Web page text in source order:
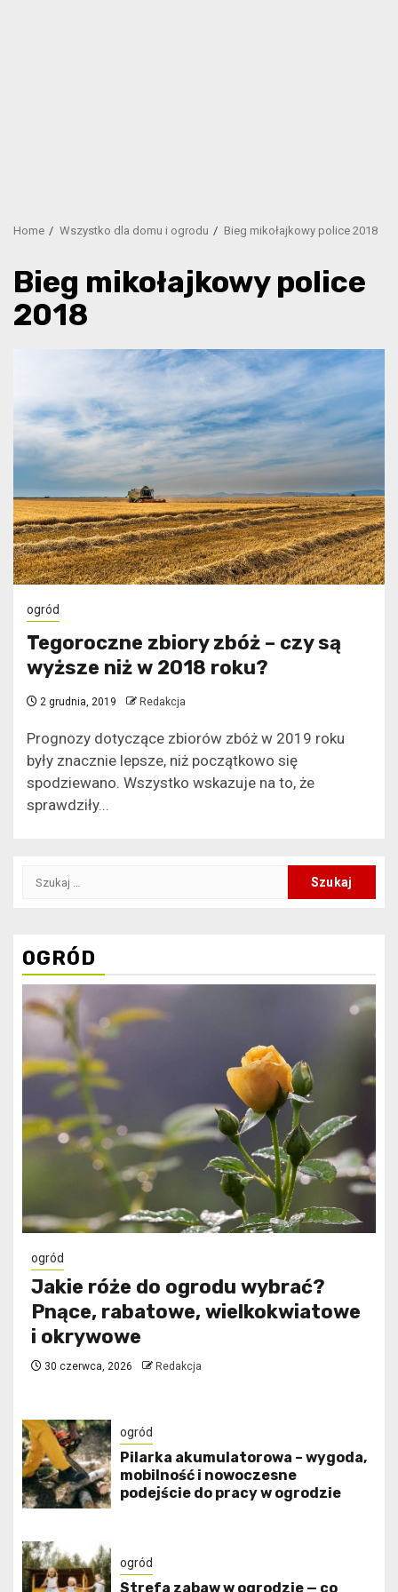
Home Wszystko dla domu i ogrodu Bieg mikołajkowy police 2018
Bieg mikołajkowy police
2018
ogród
Tegoroczne zbiory zbóż – czy są
wyższe niż w 2018 roku?
2 grudnia, 2019 Redakcja
Prognozy dotyczące zbiorów zbóż w 2019 roku
były znacznie lepsze, niż początkowo się
spodziewano. Wszystko wskazuje na to, że
sprawdziły...
Szukaj:
OGRÓD
ogród
Jakie róże do ogrodu wybrać?
Pnące, rabatowe, wielkokwiatowe
i okrywowe
30 czerwca, 2026 Redakcja
ogród
Pilarka akumulatorowa – wygoda,
mobilność i nowoczesne
podejście do pracy w ogrodzie
ogród
Strefa zabaw w ogrodzie — co